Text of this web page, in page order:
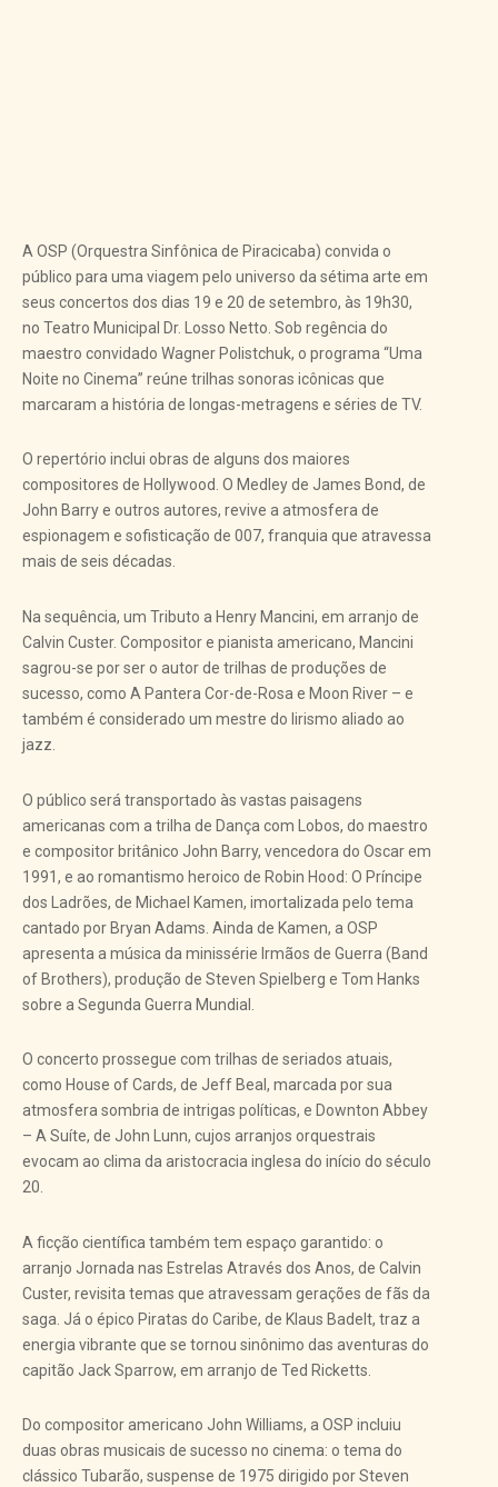
A OSP (Orquestra Sinfônica de Piracicaba) convida o
público para uma viagem pelo universo da sétima arte em
seus concertos dos dias 19 e 20 de setembro, às 19h30,
no Teatro Municipal Dr. Losso Netto. Sob regência do
maestro convidado Wagner Polistchuk, o programa “Uma
Noite no Cinema” reúne trilhas sonoras icônicas que
marcaram a história de longas-metragens e séries de TV.
O repertório inclui obras de alguns dos maiores
compositores de Hollywood. O Medley de James Bond, de
John Barry e outros autores, revive a atmosfera de
espionagem e sofisticação de 007, franquia que atravessa
mais de seis décadas.
Na sequência, um Tributo a Henry Mancini, em arranjo de
Calvin Custer. Compositor e pianista americano, Mancini
sagrou-se por ser o autor de trilhas de produções de
sucesso, como A Pantera Cor-de-Rosa e Moon River – e
também é considerado um mestre do lirismo aliado ao
jazz.
O público será transportado às vastas paisagens
americanas com a trilha de Dança com Lobos, do maestro
e compositor britânico John Barry, vencedora do Oscar em
1991, e ao romantismo heroico de Robin Hood: O Príncipe
dos Ladrões, de Michael Kamen, imortalizada pelo tema
cantado por Bryan Adams. Ainda de Kamen, a OSP
apresenta a música da minissérie Irmãos de Guerra (Band
of Brothers), produção de Steven Spielberg e Tom Hanks
sobre a Segunda Guerra Mundial.
O concerto prossegue com trilhas de seriados atuais,
como House of Cards, de Jeff Beal, marcada por sua
atmosfera sombria de intrigas políticas, e Downton Abbey
– A Suíte, de John Lunn, cujos arranjos orquestrais
evocam ao clima da aristocracia inglesa do início do século
20.
A ficção científica também tem espaço garantido: o
arranjo Jornada nas Estrelas Através dos Anos, de Calvin
Custer, revisita temas que atravessam gerações de fãs da
saga. Já o épico Piratas do Caribe, de Klaus Badelt, traz a
energia vibrante que se tornou sinônimo das aventuras do
capitão Jack Sparrow, em arranjo de Ted Ricketts.
Do compositor americano John Williams, a OSP incluiu
duas obras musicais de sucesso no cinema: o tema do
clássico Tubarão, suspense de 1975 dirigido por Steven